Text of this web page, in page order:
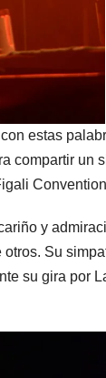
con estas
compartir un
y
otros. Su
su gira por